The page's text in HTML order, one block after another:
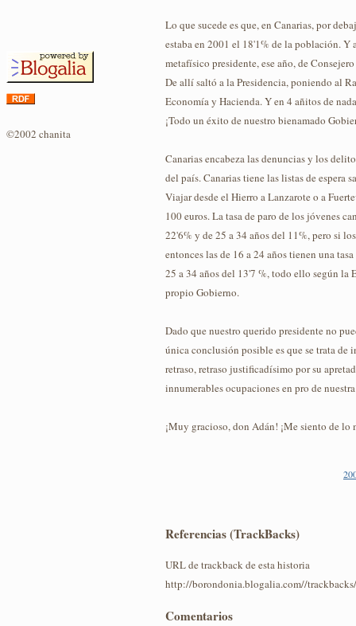
©2002 chanita
Lo que sucede es que, en Canarias, por
estaba en 2001 el 18'1% de la población. Y
metafísico presidente, ese año, de
De allí saltó a la Presidencia, poniendo al
Economía y Hacienda. Y en 4 añitos de
¡Todo un éxito de nuestro bienamado
Canarias encabeza las denuncias y los
del país. Canarias tiene las listas de espera
Viajar desde el Hierro a Lanzarote o a
100 euros. La tasa de paro de los jóvenes
22'6% y de 25 a 34 años del 11%, pero si
entonces las de 16 a 24 años tienen una
25 a 34 años del 13'7 %, todo ello según la
propio Gobierno.
Dado que nuestro querido presidente no
única conclusión posible es que se trata de
retraso, retraso justificadísimo por su
innumerables ocupaciones en pro de
¡Muy gracioso, don Adán! ¡Me siento de lo
Referencias (TrackBacks)
URL de trackback de esta historia
http://borondonia.blogalia.com//
Comentarios